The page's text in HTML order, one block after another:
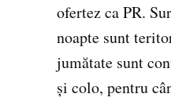
ofertez ca PR.
noapte sunt
jumătate sunt
şi colo, pentru